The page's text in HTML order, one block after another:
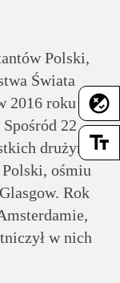
flaky
text_fields
Polski,
Świata
2016 roku
22
drużyn
ośmiu
Rok
w nich